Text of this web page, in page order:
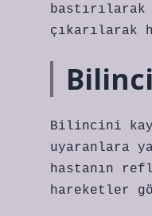
çıkarılarak
Bilincini
uyaranlara
hastanın
hareketler